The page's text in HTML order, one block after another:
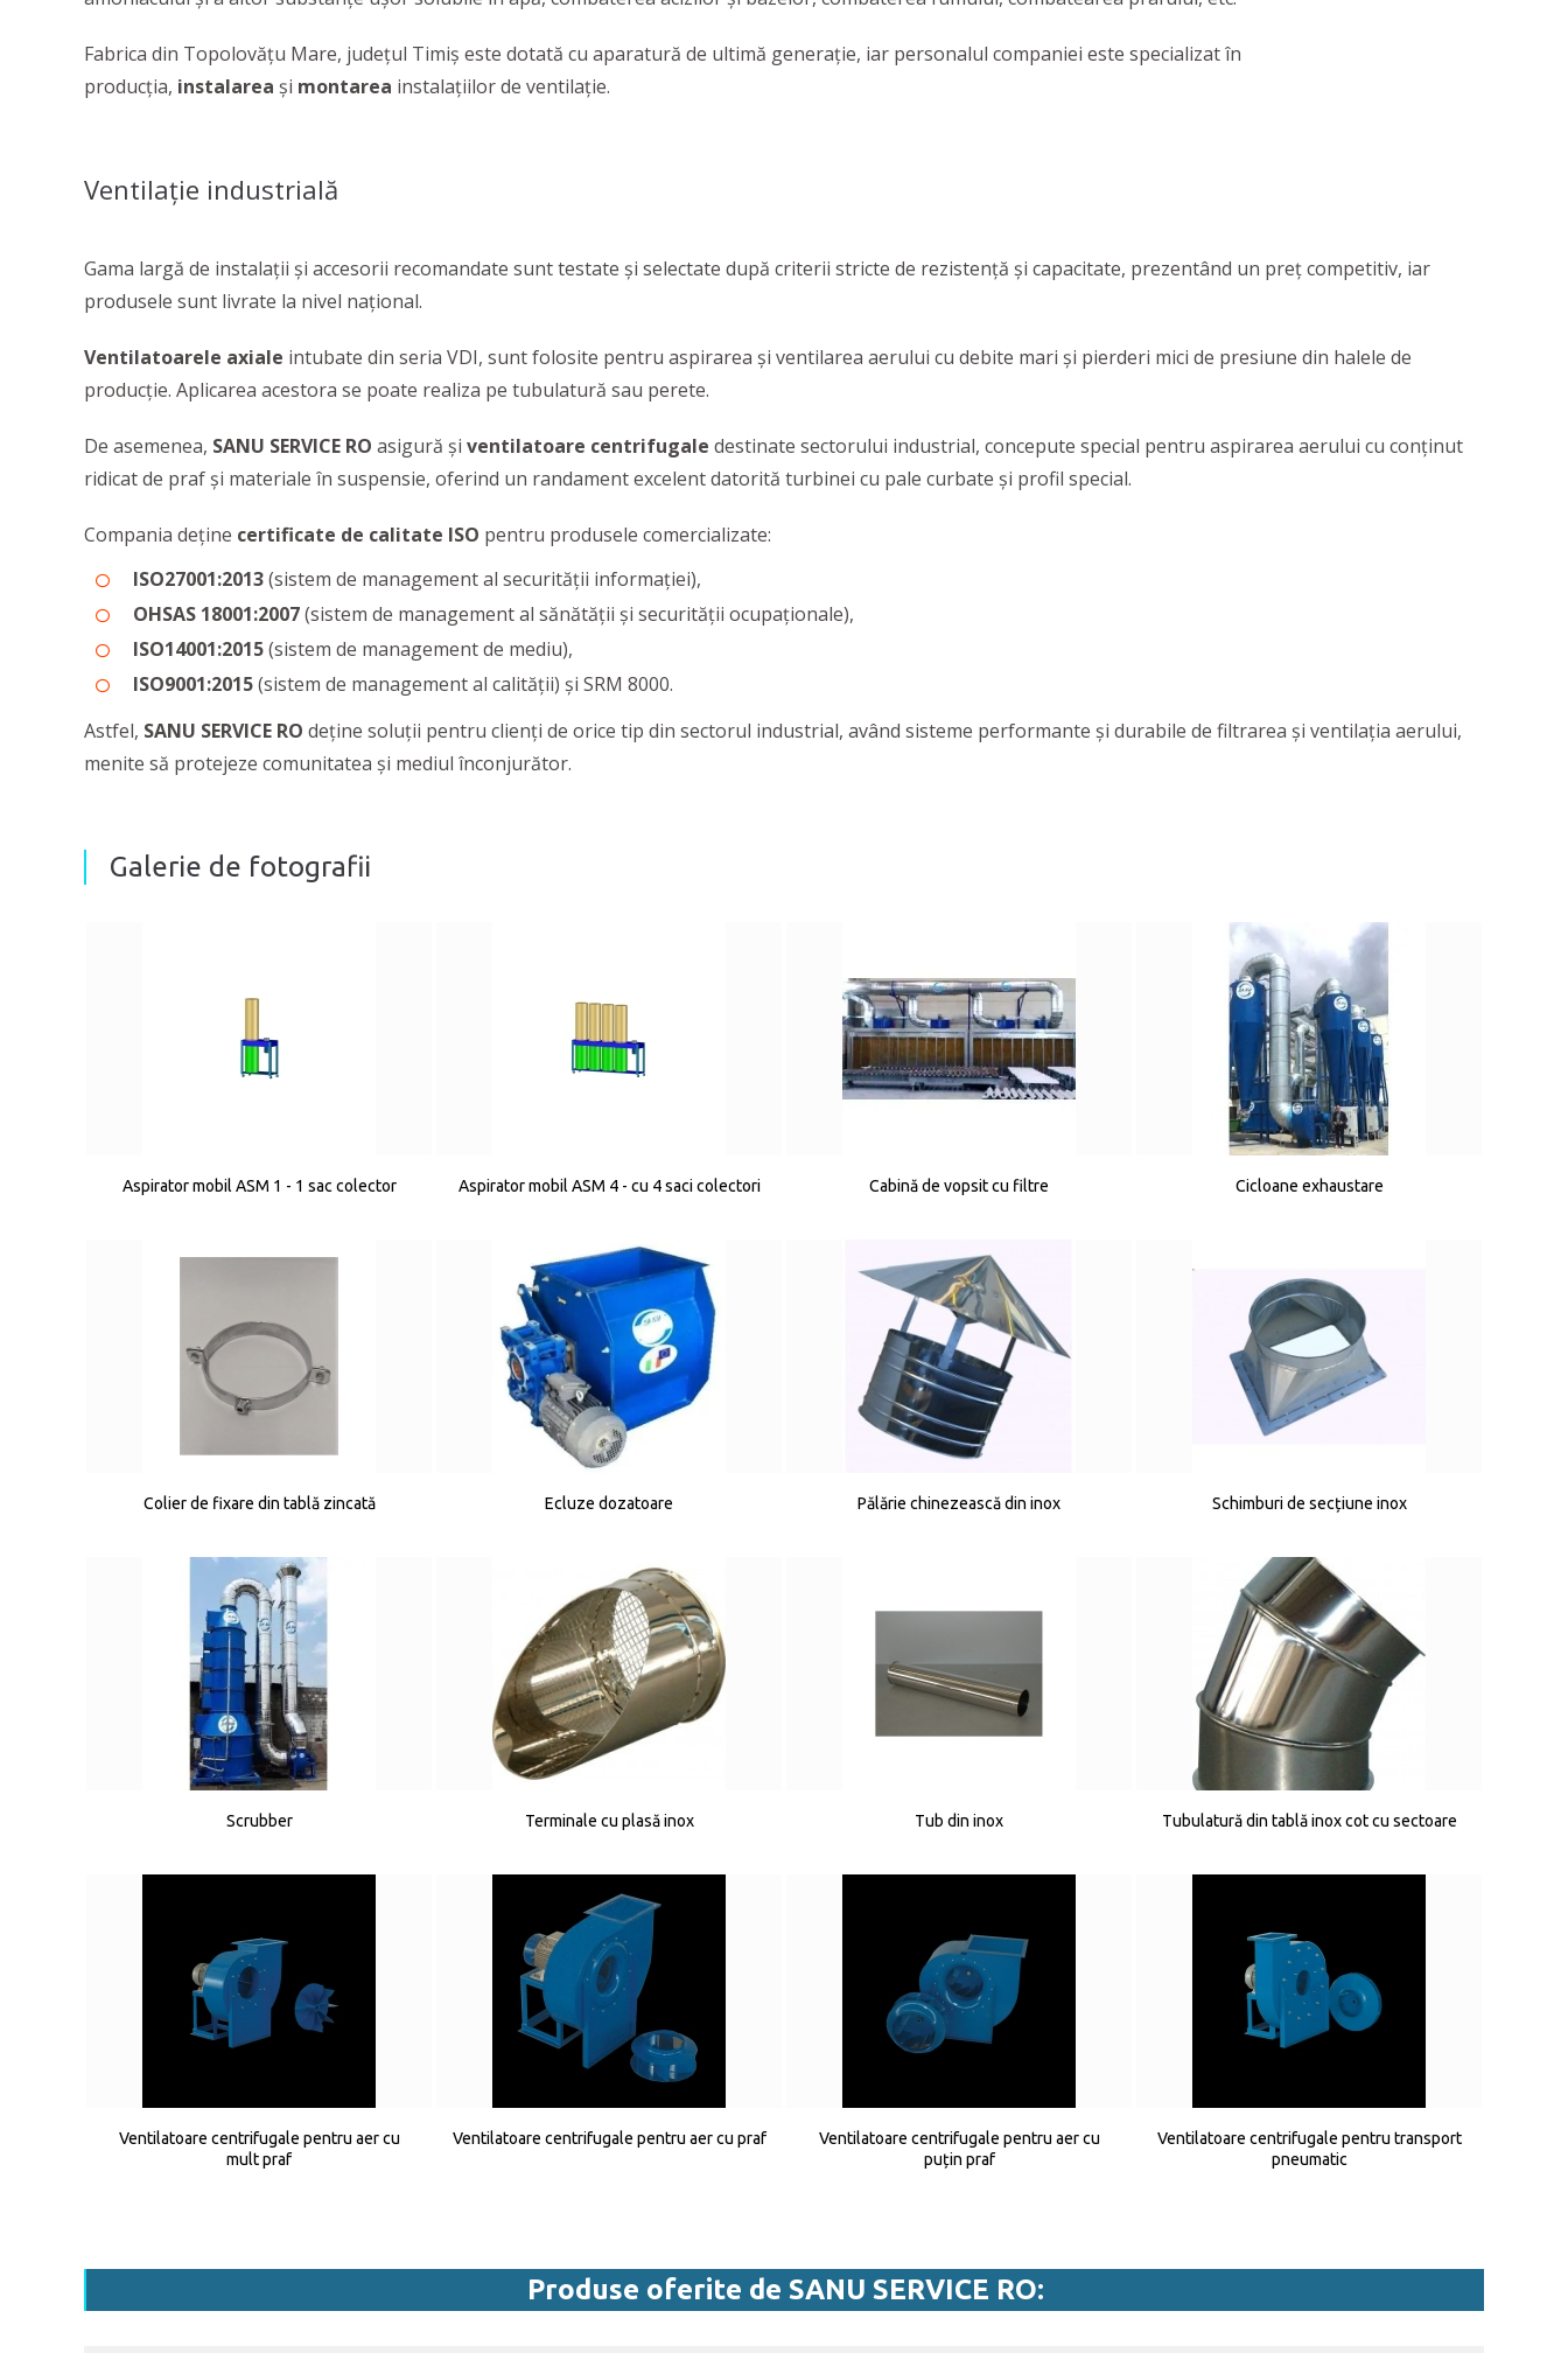
Fabrica din Topolovățu Mare, județul Timiș este dotată cu aparatură de ultimă generație, iar personalul companiei este specializat în
producția, instalarea și montarea instalațiilor de ventilație.
Ventilaţie industrială
Gama largă de instalații și accesorii recomandate sunt testate şi selectate după criterii stricte de rezistenţă și capacitate, prezentând un preţ competitiv, iar
produsele sunt livrate la nivel național.
Ventilatoarele axiale intubate din seria VDI, sunt folosite pentru aspirarea şi ventilarea aerului cu debite mari şi pierderi mici de presiune din halele de
producţie. Aplicarea acestora se poate realiza pe tubulatură sau perete.
De asemenea, SANU SERVICE RO asigură şi ventilatoare centrifugale destinate sectorului industrial, concepute special pentru aspirarea aerului cu conținut
ridicat de praf și materiale în suspensie, oferind un randament excelent datorită turbinei cu pale curbate și profil special.
Compania deţine certificate de calitate ISO pentru produsele comercializate:
ISO27001:2013(sistem de management al securităţii informaţiei),
OHSAS 18001:2007(sistem de management al sănătăţii şi securităţii ocupaţionale),
ISO14001:2015(sistem de management de mediu),
ISO9001:2015(sistem de management al calităţii) și SRM 8000.
Astfel, SANU SERVICE RO deţine soluţii pentru clienţi de orice tip din sectorul industrial, având sisteme performante şi durabile de filtrarea şi ventilaţia aerului,
menite să protejeze comunitatea şi mediul înconjurător.
Galerie de fotografii
Aspirator mobil ASM 1 - 1 sac colector Aspirator mobil ASM 4 - cu 4 saci colectori Cabină de vopsit cu filtre Cicloane exhaustare
Colier de fixare din tablă zincată Ecluze dozatoare Pălărie chinezească din inox Schimburi de secțiune inox
Scrubber Terminale cu plasă inox Tub din inox Tubulatură din tablă inox cot cu sectoare
Ventilatoare centrifugale pentru aer cu
mult praf
Ventilatoare centrifugale pentru aer cu praf
Ventilatoare centrifugale pentru aer cu
puțin praf
Ventilatoare centrifugale pentru transport
pneumatic
Produse oferite de SANU SERVICE RO: